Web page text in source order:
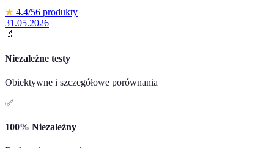
★ 4.4/56 produkty
31.05.2026
🔬
Niezależne testy
Obiektywne i szczegółowe porównania
✅
100% Niezależny